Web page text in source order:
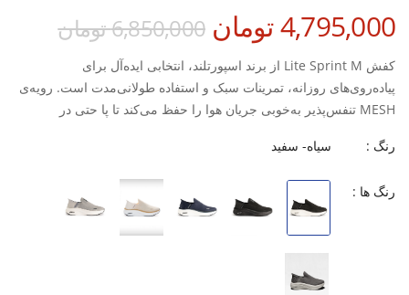
4,795,000 تومان 6,850,000 تومان
کفش Lite Sprint M از برند اسپورتلند، انتخابی ایده‌آل برای
پیاده‌روی‌های روزانه، تمرینات سبک و استفاده طولانی‌مدت است. رویه‌ی
MESH تنفس‌پذیر به‌خوبی جریان هوا را حفظ می‌کند تا پا حتی در
با جذب ضربه مناسب و چسبندگی قابل‌اعتماد، تجربه‌ای نرم، پایدار و
این مدل با قالب استاندارد طراحی شده و فیت راحت و بدون فشار برای
تبدیل کرده است.
رنگ : سیاه- سفید
رنگ ها :